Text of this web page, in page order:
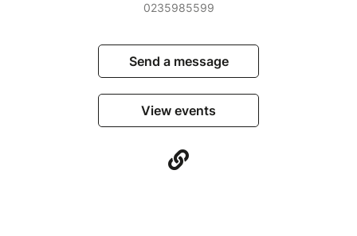
0235985599
Send a message
View events